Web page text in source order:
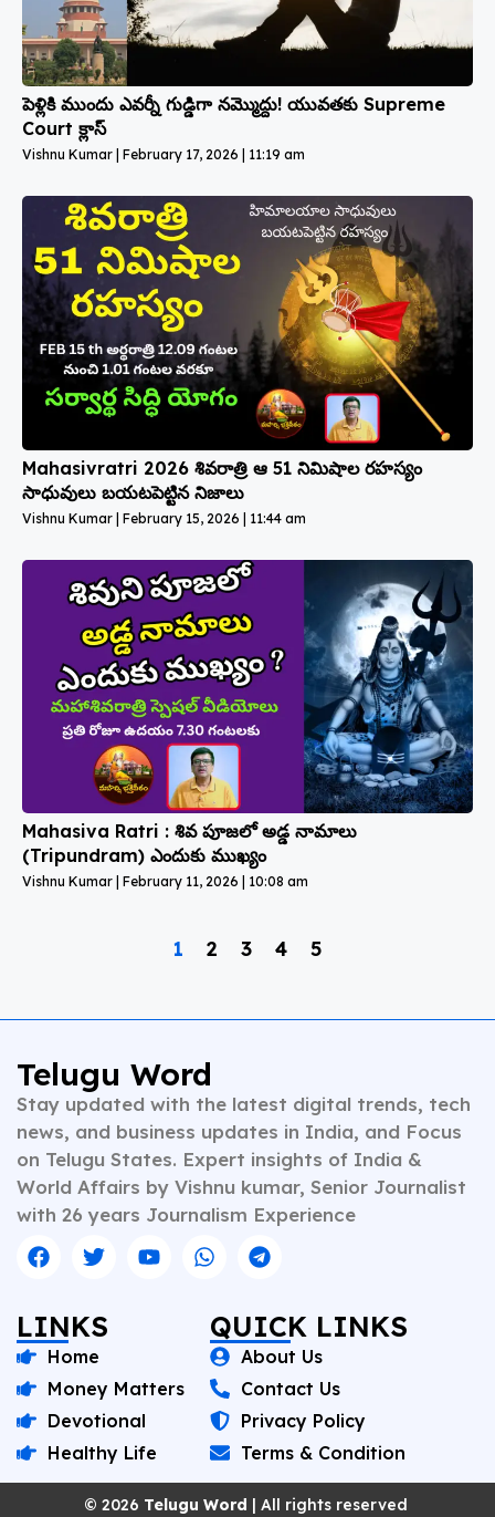
పెళ్లికి ముందు ఎవర్నీ గుడ్డిగా నమ్మొద్దు! యువతకు Supreme
Court క్లాస్
Vishnu Kumar February 17, 2026 11:19 am
Mahasivratri 2026 శివరాత్రి ఆ 51 నిమిషాల రహస్యం
సాధువులు బయటపెట్టిన నిజాలు
Vishnu Kumar February 15, 2026 11:44 am
Mahasiva Ratri : శివ పూజలో అడ్డ నామాలు
(Tripundram) ఎందుకు ముఖ్యం
Vishnu Kumar February 11, 2026 10:08 am
1 2 3 4 5
Telugu Word
Stay updated with the latest digital trends, tech
news, and business updates in India, and Focus
on Telugu States. Expert insights of India &
World Affairs by Vishnu kumar, Senior Journalist
with 26 years Journalism Experience
LINKS
Home
Money Matters
Devotional
Healthy Life
QUICK LINKS
About Us
Contact Us
Privacy Policy
Terms & Condition
© 2026 Telugu Word | All rights reserved